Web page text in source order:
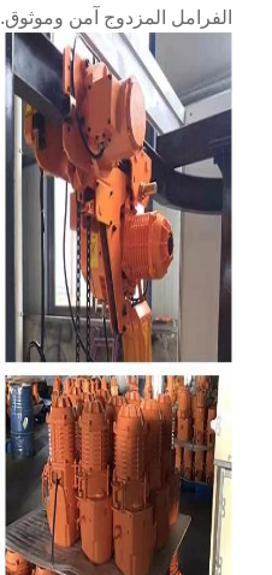
الفرامل المزدوج آمن وموثوق.